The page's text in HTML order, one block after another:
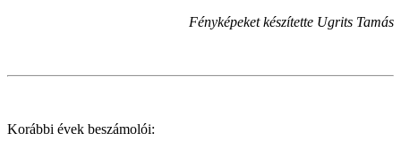
Fényképeket készítette Ugrits Tamás
Korábbi évek beszámolói: